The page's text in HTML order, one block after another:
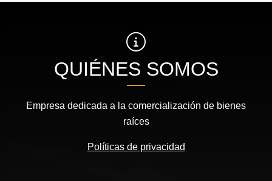
QUIÉNES SOMOS
Empresa dedicada a la comercialización de bienes
raíces
Políticas de privacidad